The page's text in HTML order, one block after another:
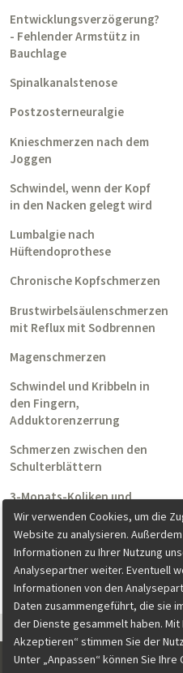
Entwicklungsverzögerung?
- Fehlender Armstütz in
Bauchlage
Spinalkanalstenose
Postzosterneuralgie
Knieschmerzen nach dem
Joggen
Schwindel, wenn der Kopf
in den Nacken gelegt wird
Lumbalgie nach
Hüftendoprothese
Chronische Kopfschmerzen
Brustwirbelsäulenschmerzen
mit Reflux mit Sodbrennen
Magenschmerzen
Schwindel und Kribbeln in
den Fingern,
Adduktorenzerrung
Schmerzen zwischen den
Schulterblättern
3-Monats-Koliken und
Vorzugshaltungen des
Kopfes
Wir verwenden Cookies, um die
Website zu analysieren.
Informationen zu Ihrer Nutzung
Analysepartner weiter. Eventuell
Informationen von den
Daten zusammengeführt, die sie
der Dienste gesammelt haben. Mit
Akzeptieren“ stimmen Sie der
Unter „Anpassen“ können Sie